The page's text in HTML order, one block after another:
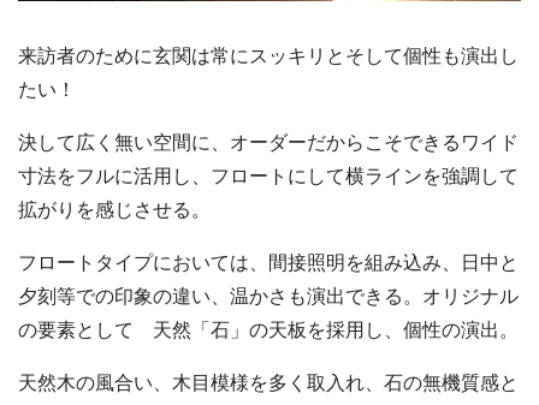
来訪者のために玄関は常にスッキリとそして個性も演出し
たい！
決して広く無い空間に、オーダーだからこそできるワイド
寸法をフルに活用し、フロートにして横ラインを強調して
拡がりを感じさせる。
フロートタイプにおいては、間接照明を組み込み、日中と
夕刻等での印象の違い、温かさも演出できる。オリジナル
の要素として 天然「石」の天板を採用し、個性の演出。
天然木の風合い、木目模様を多く取入れ、石の無機質感と